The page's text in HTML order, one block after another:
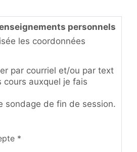
influencer sa
Vous reconnaissez et
liés à la participation.
puissent être prises et
promotionnelles.
:
Saint-Michel
développement d'un
et d'entraide
personnels
les coordonnées
par courriel et/ou par text
cours auxquel je fais
sondage de fin de session.
*